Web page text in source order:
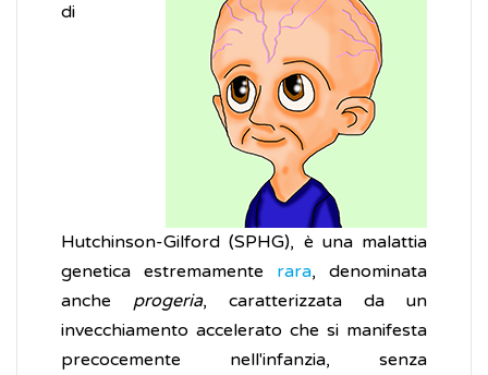
di
Hutchinson-Gilford (SPHG), è una malattia
genetica estremamente rara, denominata
anche progeria, caratterizzata da un
invecchiamento accelerato che si manifesta
precocemente nell'infanzia, senza